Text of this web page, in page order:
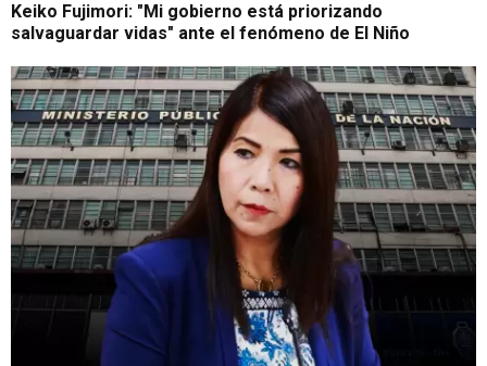
Keiko Fujimori: "Mi gobierno está priorizando
salvaguardar vidas" ante el fenómeno de El Niño